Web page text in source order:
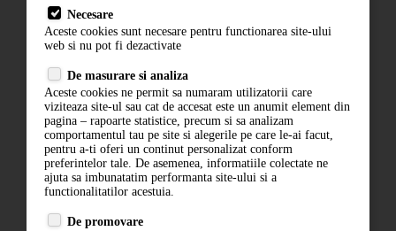
Livrare
Contact
Politica de confidentialitate
ANPC
Necesare
Aceste cookies sunt necesare pentru functionarea site-ului
web si nu pot fi dezactivate
De masurare si analiza
Aceste cookies ne permit sa numaram utilizatorii care
viziteaza site-ul sau cat de accesat este un anumit element din
pagina – rapoarte statistice, precum si sa analizam
comportamentul tau pe site si alegerile pe care le-ai facut,
pentru a-ti oferi un continut personalizat conform
preferintelor tale. De asemenea, informatiile colectate ne
ajuta sa imbunatatim performanta site-ului si a
functionalitatilor acestuia.
De promovare